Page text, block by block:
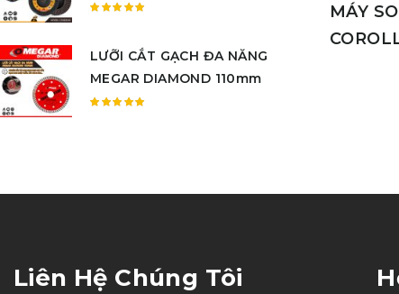
MÁY
hạng
LƯỠI CẮT GẠCH ĐA NĂNG
MEGAR DIAMOND 110mm
Liên Hệ Chúng Tôi